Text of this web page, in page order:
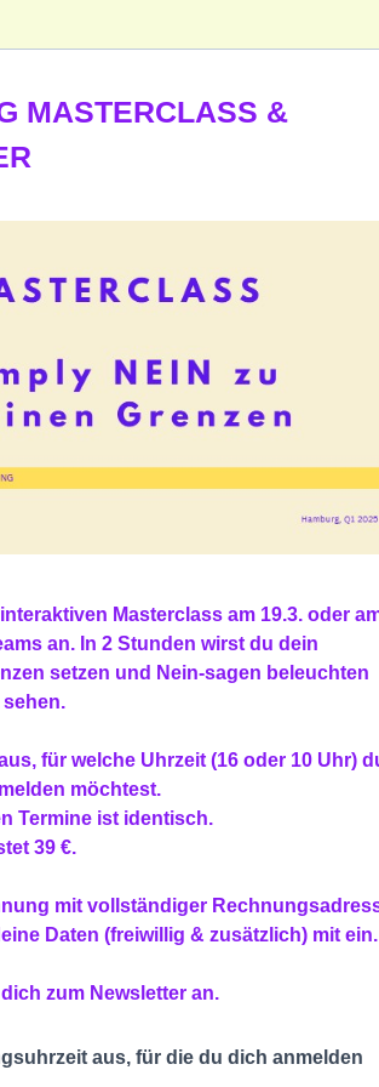
MASTERCLASS &
Masterclass am 19.3. oder
an. In 2 Stunden wirst du dein
setzen und Nein-sagen beleuchten
für welche Uhrzeit (16 oder 10 Uhr)
möchtest.
Termine ist identisch.
39 €.
mit vollständiger
Daten (freiwillig & zusätzlich) mit ein.
zum Newsletter an.
aus, für die du dich anmelden